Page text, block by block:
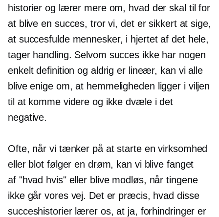
historier og lærer mere om, hvad der skal til for
at blive en succes, tror vi, det er sikkert at sige,
at succesfulde mennesker, i hjertet af det hele,
tager handling. Selvom succes ikke har nogen
enkelt definition og aldrig er lineær, kan vi alle
blive enige om, at hemmeligheden ligger i viljen
til at komme videre og ikke dvæle i det
negative.
Ofte, når vi tænker på at starte en virksomhed
eller blot følger en drøm, kan vi blive fanget
af "hvad hvis"eller blive modløs, når tingene
ikke går vores vej. Det er præcis, hvad disse
succeshistorier lærer os, at ja, forhindringer er